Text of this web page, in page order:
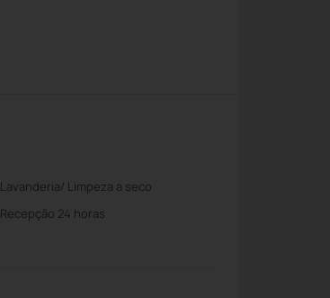
Lavanderia/ Limpeza a seco
Recepção 24 horas